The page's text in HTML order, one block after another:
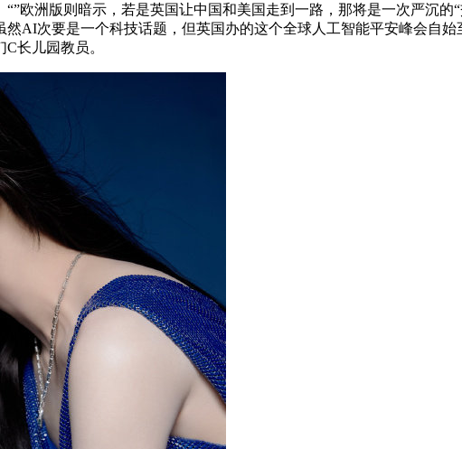
洲版则暗示，若是英国让中国和美国走到一路，那将是一次严沉的“
AI次要是一个科技话题，但英国办的这个全球人工智能平安峰会自
长儿园教员。